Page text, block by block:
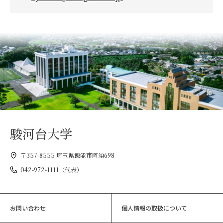
駿河台大学
〒357-8555 埼玉県飯能市阿須698
042-972-1111（代表）
お問い合わせ 個人情報の取扱について